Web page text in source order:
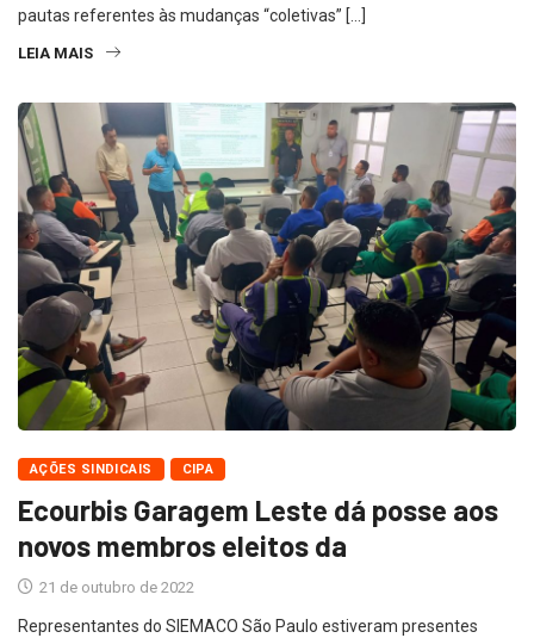
pautas referentes às mudanças “coletivas” […]
LEIA MAIS
AÇÕES SINDICAIS CIPA
Ecourbis Garagem Leste dá posse aos
novos membros eleitos da
21 de outubro de 2022
Representantes do SIEMACO São Paulo estiveram presentes